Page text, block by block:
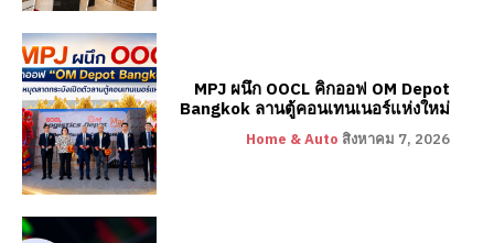
MPJ ผนึก OOCL คิกออฟ OM Depot
Bangkok ลานตู้คอนเทนเนอร์แห่งใหม่
Home & Auto สิงหาคม 7, 2026